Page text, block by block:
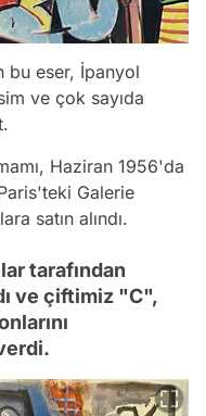
bu eser, İpanyol
ve çok sayıda
Haziran 1956'da
Galerie
satın alındı.
tarafından
ve çiftimiz "C",